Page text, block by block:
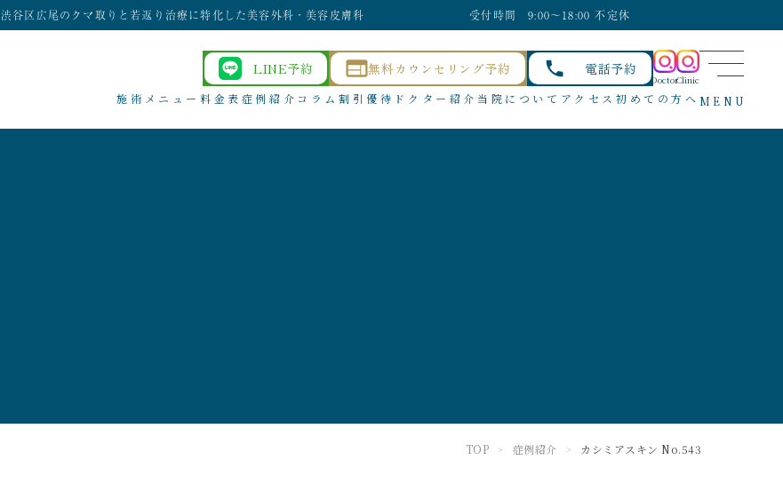
渋谷区広尾のクマ取りと若返り治療に特化した美容外科・美容皮膚科 受付時間 9:00〜18:00 不定休
LINE予約 無料カウンセリング予約 電話予約
DoctorClinic
施術メニュー 料金表 症例紹介 コラム 割引優待 ドクター紹介 当院について アクセス 初めての方へ MENU
TOP > 症例紹介 > カシミアスキン No.543